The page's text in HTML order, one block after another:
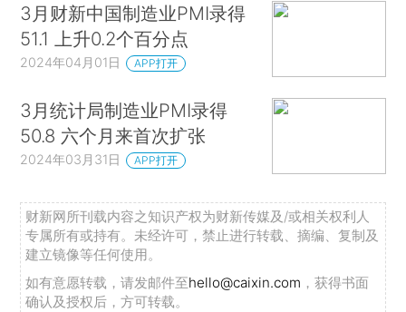
3月财新中国制造业PMI录得
51.1 上升0.2个百分点
2024年04月01日 APP打开
3月统计局制造业PMI录得
50.8 六个月来首次扩张
2024年03月31日 APP打开
财新网所刊载内容之知识产权为财新传媒及/或相关权利人
专属所有或持有。未经许可，禁止进行转载、摘编、复制及
建立镜像等任何使用。
如有意愿转载，请发邮件至hello@caixin.com ，获得书面
确认及授权后，方可转载。